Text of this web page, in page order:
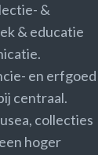
&
& educatie
en erfgoed
centraal.
collecties
hoger